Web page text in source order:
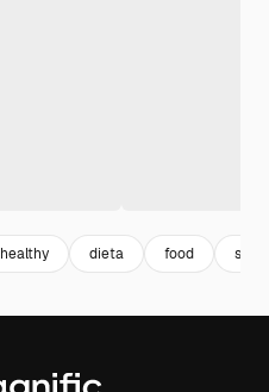
healthy dieta food